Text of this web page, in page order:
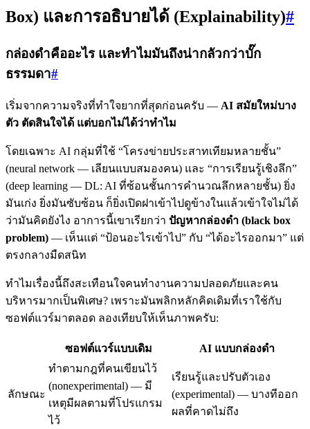
Box) และการอธิบายได้ (Explainability)#
กล่องดำคืออะไร และทำไมมันถึงน่ากลัวกว่าบั๊ก
ธรรมดา#
เริ่มจากความจริงที่ทำใจยากที่สุดก่อนครับ — AI สมัยใหม่บาง
ตัว ตัดสินใจได้ แต่บอกไม่ได้ว่าทำไม
โดยเฉพาะ AI กลุ่มที่ใช้ “โครงข่ายประสาทเทียมหลายชั้น”
(neural network — เลียนแบบสมองคน) และ “การเรียนรู้เชิงลึก”
(deep learning — DL: AI ที่ซ้อนชั้นการคำนวณลึกหลายชั้น) ยิ่ง
มันเก่ง ยิ่งมันซับซ้อน ก็ยิ่งเปิดฝาเข้าไปดูข้างในแล้วเข้าใจไม่ได้
ว่ามันคิดยังไง อาการนี้เขาเรียกว่า ปัญหากล่องดำ (black box
problem) — เห็นแต่ “ป้อนอะไรเข้าไป” กับ “ได้อะไรออกมา” แต่
ตรงกลางมืดสนิท
ทำไมเรื่องนี้ถึงสะเทือนใจคนทำงานความปลอดภัยและคน
บริหารมากเป็นพิเศษ? เพราะมันพลิกหลักคิดเดิมที่เราใช้กับ
ซอฟต์แวร์มาตลอด ลองเทียบให้เห็นภาพครับ:
ซอฟต์แวร์แบบเดิม AI แบบกล่องดำ
ลักษณะ
ทำตามกฎที่คนเขียนไว้
(nonexperimental) — มี
เหตุมีผลตามที่โปรแกรม
ไว้
เรียนรู้และปรับตัวเอง
(experimental) — บางทีออก
ผลที่คาดไม่ถึง